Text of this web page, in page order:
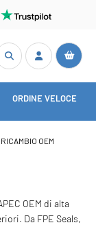
ORDINE VELOCE
OEM
OEM di alta
Da FPE Seals,